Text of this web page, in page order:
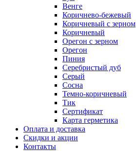
Венге
Коричнево-бежевый
Коричневый с зерном
Коричневый
Орегон с зерном
Орегон
Пиния
Серебристый дуб
Серый
Сосна
Темно-коричневый
Тик
Сертификат
Карта герметика
Оплата и доставка
Cкидки и акции
Контакты